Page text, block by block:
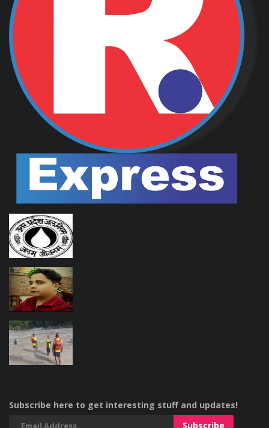
Subscribe here to get interesting stuff and updates!